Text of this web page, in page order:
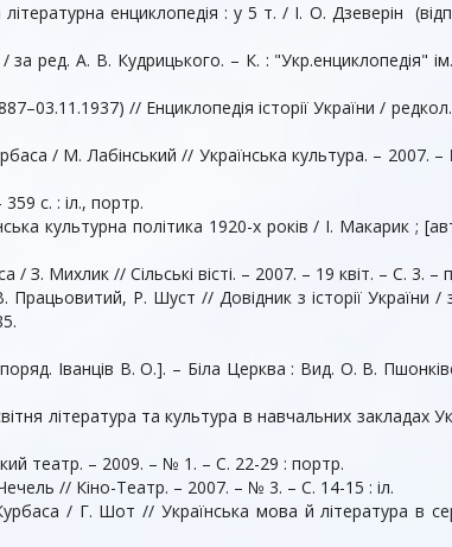
енциклопедія : у 5 т. / І. О. Дзеверін
за ред. А. В. Кудрицького. – К. : "Укр.енциклопедiя"
// Енциклопедія історії України /
/ М. Лабінський // Українська культура. – 2007.
с. : іл., портр.
культурна політика 1920-х років / І. Макарик ;
Михлик // Сільські вісті. – 2007. – 19 квіт. – С. 3. –
Р. Шуст // Довідник з історії України /
Іванців В. О.]. – Біла Церква : Вид. О. В.
література та культура в навчальних закладах
театр. – 2009. – № 1. – С. 22-29 : портр.
// Кіно-Театр. – 2007. – № 3. – С. 14-15 : іл.
/ Г. Шот // Українська мова й література в